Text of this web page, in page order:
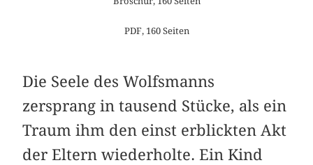
PDF, 160 Seiten
Die Seele des Wolfsmanns
zersprang in tausend Stücke, als ein
Traum ihm den einst erblickten Akt
der Eltern wiederholte. Ein Kind